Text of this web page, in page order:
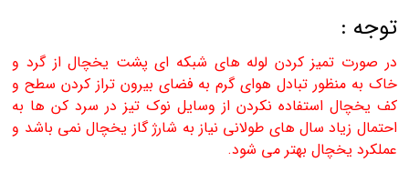
توجه :
در صورت تمیز کردن لوله های شبکه ای پشت یخچال از گرد و
خاک به منظور تبادل هوای گرم به فضای بیرون تراز کردن سطح و
کف یخچال استفاده نکردن از وسایل نوک تیز در سرد کن ها به
احتمال زیاد سال های طولانی نیاز به شارژ گاز یخچال نمی باشد و
عملکرد یخچال بهتر می شود.